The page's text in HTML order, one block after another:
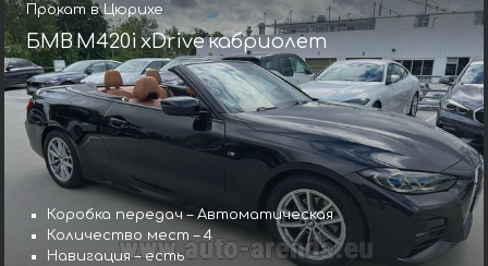
Прокат в Цюрихе
БМВ M420i xDrive кабриолет
Коробка передач – Автоматическая
Количество мест – 4
Навигация – есть